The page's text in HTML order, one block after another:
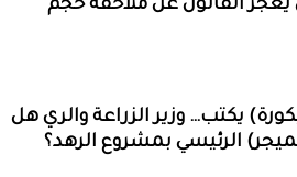
القانون عن ملاحقة حجم
يكتب… وزير الزراعة والري هل
الرئيسي بمشروع الرهد؟